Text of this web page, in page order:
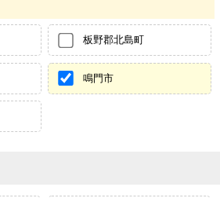
板野郡北島町
鳴門市